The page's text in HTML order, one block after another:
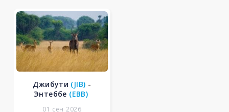
Джибути (JIB) -
Энтеббе (EBB)
01 сен 2026